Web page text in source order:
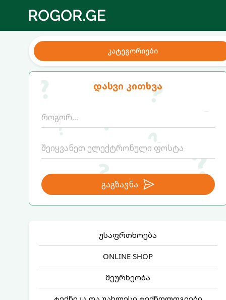
კატეგორიები
დასვი კითხვა
გაგზავნა
უსაფრთხოება
ONLINE SHOP
მეურნეობა